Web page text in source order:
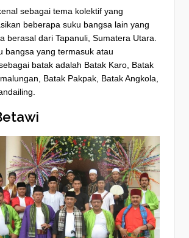
sebagai tema kolektif yang
beberapa suku bangsa lain yang
berasal dari Tapanuli, Sumatera Utara.
bangsa yang termasuk atau
batak adalah Batak Karo, Batak
Batak Pakpak, Batak Angkola,